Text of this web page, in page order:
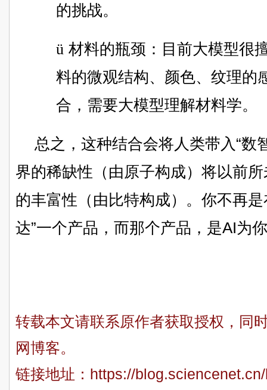
的挑战。
ü 材料的瓶颈：目前大模型很
料的微观结构、颜色、纹理的
合，需要大模型理解材料学。
总之，这种结合会将人类带入“数
界的稀缺性（由原子构成）将以前
的丰富性（由比特构成）。你不再是
达”一个产品，而那个产品，是AI为
转载本文请联系原作者获取授权，同
网博客。
链接地址： https://